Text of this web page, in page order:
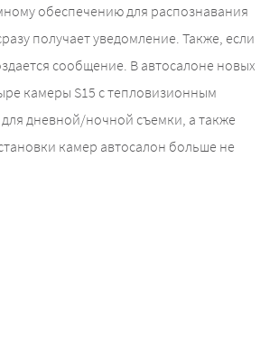
обеспечению для распознавания
получает уведомление. Также, если
сообщение. В автосалоне новых
камеры S15 с тепловизионным
дневной/ночной съемки, а также
камер автосалон больше не